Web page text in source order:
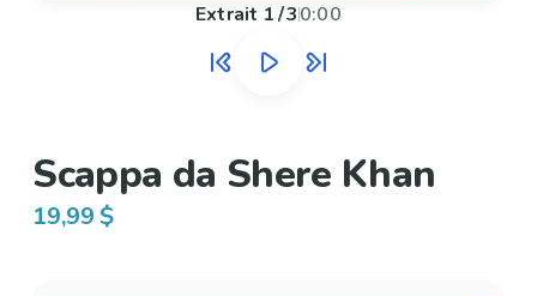
Extrait 1/30:00
Scappa da Shere Khan
19,99 $